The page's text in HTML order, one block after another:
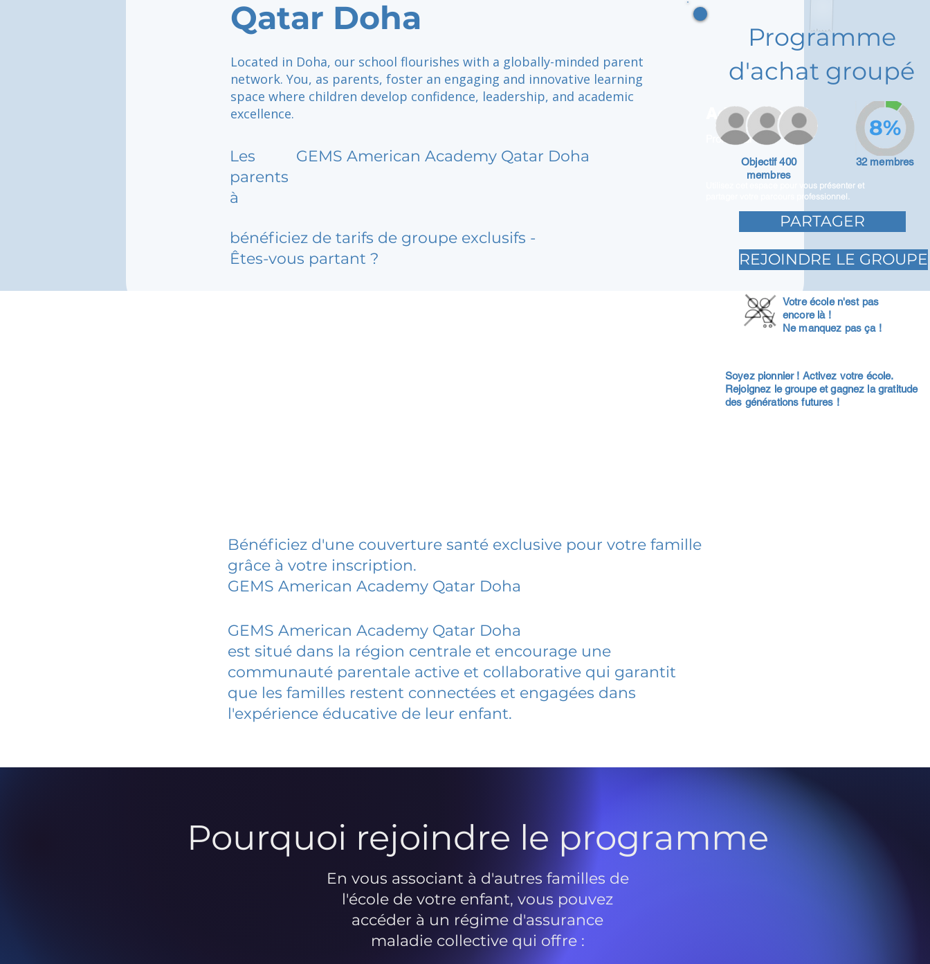
Qatar Doha
Located in Doha, our school flourishes with a globally-minded parent
network. You, as parents, foster an engaging and innovative learning
space where children develop confidence, leadership, and academic
excellence.
Les
parents
à
GEMS American Academy Qatar Doha
bénéficiez de tarifs de groupe exclusifs -
Êtes-vous partant ?
Adam Caar
Promoteur
Utilisez cet espace pour vous présenter et
partager votre parcours professionnel.
Programme
d'achat groupé
Objectif 400
membres
32 membres
8%
PARTAGER
REJOINDRE LE GROUPE
Votre école n'est pas
encore là !
Ne manquez pas ça !
Soyez pionnier ! Activez votre école.
Rejoignez le groupe et gagnez la gratitude
des générations futures !
Bénéficiez d'une couverture santé exclusive pour votre famille
grâce à votre inscription.
GEMS American Academy Qatar Doha
GEMS American Academy Qatar Doha
est situé dans la région centrale et encourage une
communauté parentale active et collaborative qui garantit
que les familles restent connectées et engagées dans
l'expérience éducative de leur enfant.
Pourquoi rejoindre le programme
En vous associant à d'autres familles de
l'école de votre enfant, vous pouvez
accéder à un régime d'assurance
maladie collective qui offre :